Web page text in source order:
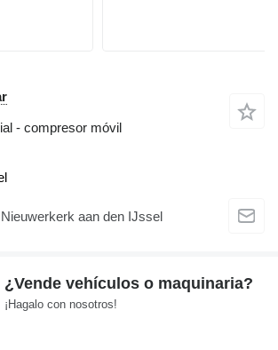
- compresor móvil
aan den IJssel
¿Vende vehículos o maquinaria?
¡Hagalo con nosotros!